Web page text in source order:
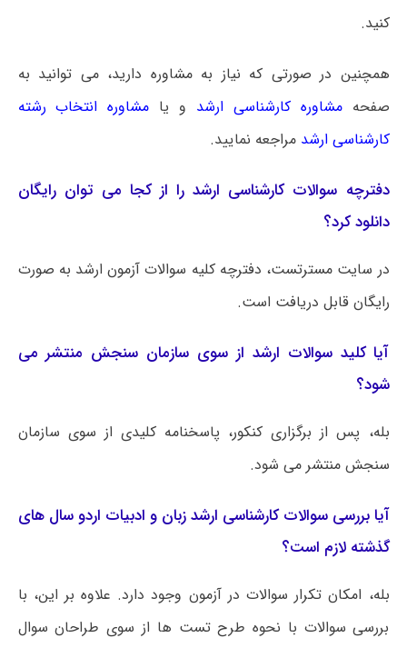
کنید.
همچنین در صورتی که نیاز به مشاوره دارید، می توانید به
صفحهمشاوره کارشناسی ارشد و یا مشاوره انتخاب رشته
کارشناسی ارشد مراجعه نمایید.
دفترچه سوالات کارشناسی ارشد را از کجا می توان رایگان
دانلود کرد؟
در سایت مسترتست، دفترچه کلیه سوالات آزمون ارشد به صورت
رایگان قابل دریافت است.
آیا کلید سوالات ارشد از سوی سازمان سنجش منتشر می
شود؟
بله، پس از برگزاری کنکور، پاسخنامه کلیدی از سوی سازمان
سنجش منتشر می شود.
آیا بررسی سوالات کارشناسی ارشد زبان و ادبیات اردو سال های
گذشته لازم است؟
بله، امکان تکرار سوالات در آزمون وجود دارد. علاوه بر این، با
بررسی سوالات با نحوه طرح تست ها از سوی طراحان سوال